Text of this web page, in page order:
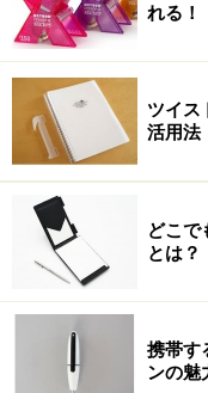
れる！
ツイス
活用法
どこで
とは？
携帯す
ンの魅